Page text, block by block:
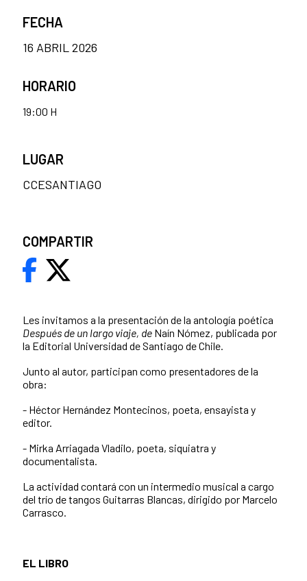
Les invitamos a la presentación de la antología poética
Después de un largo viaje, de Naín Nómez, publicada por
la Editorial Universidad de Santiago de Chile.
Junto al autor, participan como presentadores de la
obra:
- Héctor Hernández Montecinos, poeta, ensayista y
editor.
- Mirka Arriagada Vladilo, poeta, siquiatra y
documentalista.
La actividad contará con un intermedio musical a cargo
del trío de tangos Guitarras Blancas, dirigido por Marcelo
Carrasco.
EL LIBRO
FECHA
16 ABRIL 2026
HORARIO
19:00 H
LUGAR
CCESANTIAGO
COMPARTIR